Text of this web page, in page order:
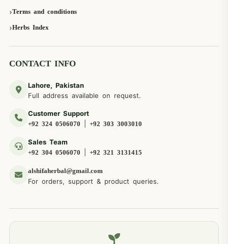
Terms and conditions
Herbs Index
CONTACT INFO
Lahore, Pakistan
Full address available on request.
Customer Support
+92 324 0506070 +92 303 3003010
Sales Team
+92 304 0506070 +92 321 3131415
alshifaherbal@gmail.com
For orders, support & product queries.